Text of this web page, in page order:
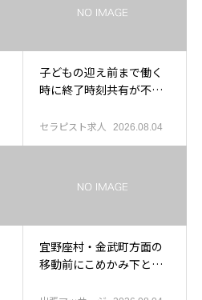
子どもの迎え前まで働く
時に終了時刻共有が不安
セラピスト求人 2026.08.04
宜野座村・金武町方面の
移動前にこめかみ下と肩